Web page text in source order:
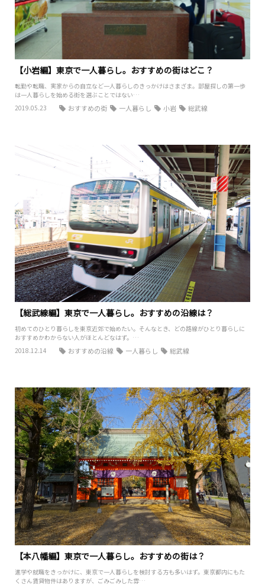
【小岩編】東京で一人暮らし。おすすめの街はどこ？
転勤や転職、実家からの自立など一人暮らしのきっかけはさまざま。部屋探しの第一歩
は一人暮らしを始める街を選ぶことではない…
2019.05.23
おすすめの街 一人暮らし 小岩 総武線
【総武線編】東京で一人暮らし。おすすめの沿線は？
初めてのひとり暮らしを東京近郊で始めたい。そんなとき、どの路線がひとり暮らしに
おすすめかわからない人がほとんどなはず。…
2018.12.14
おすすめの沿線 一人暮らし 総武線
【本八幡編】東京で一人暮らし。おすすめの街は？
進学や就職をきっかけに、東京で一人暮らしを検討する方も多いはず。東京都内にもた
くさん賃貸物件はありますが、ごみごみした雰…